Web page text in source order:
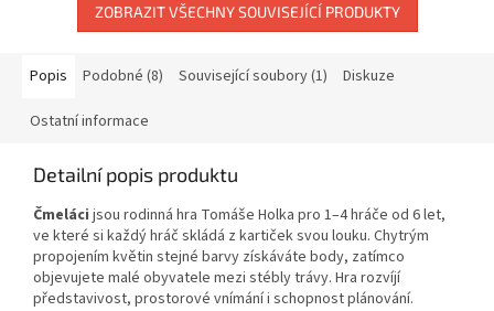
ZOBRAZIT VŠECHNY SOUVISEJÍCÍ PRODUKTY
Popis Podobné (8) Související soubory (1) Diskuze
Ostatní informace
Detailní popis produktu
Čmeláci jsou rodinná hra Tomáše Holka pro 1–4 hráče od 6 let,
ve které si každý hráč skládá z kartiček svou louku. Chytrým
propojením květin stejné barvy získáváte body, zatímco
objevujete malé obyvatele mezi stébly trávy. Hra rozvíjí
představivost, prostorové vnímání i schopnost plánování.